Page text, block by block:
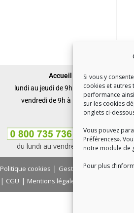
Si vous y
cookies et autres
performance
sur les cookies
onglets ci-
Vous pouvez
Préférences».
notre module de
Pour plus
Accueil du public :
lundi au jeudi de 9h à 12h et de 14h à
vendredi de 9h à 12h et de 14h à 16h
du lundi au vendredi, de 8h30 à
Politique cookies | Gestion des cookies|
| CGU | Mentions légales